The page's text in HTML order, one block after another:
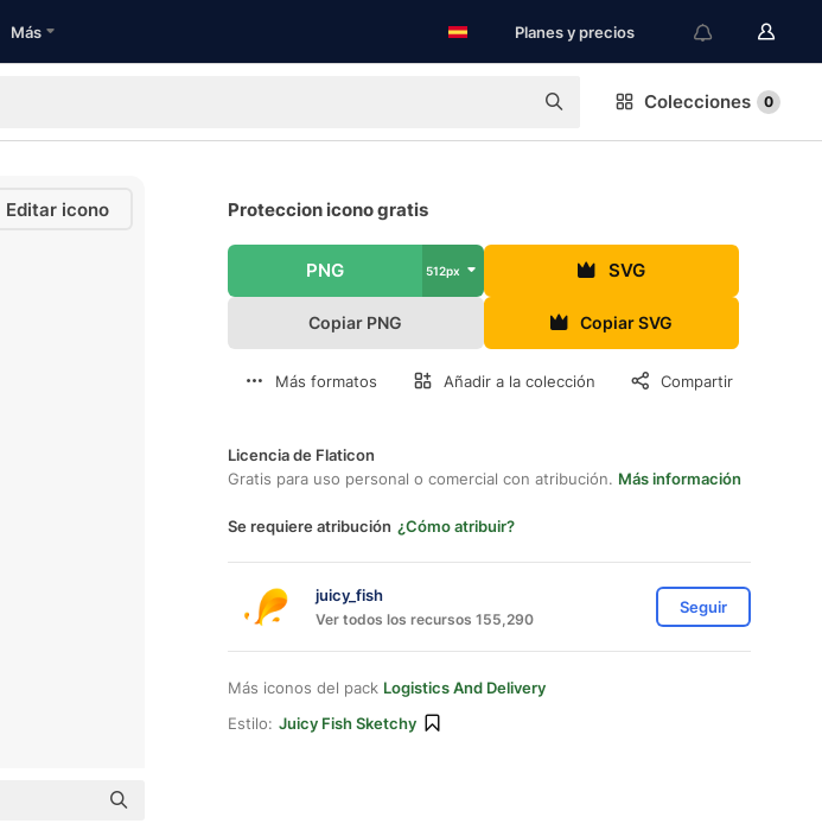
Más Planes y precios
Colecciones 0
Editar icono Proteccion icono gratis
PNG 512px SVG
Copiar PNG Copiar SVG
Más formatos Añadir a la colección Compartir
Licencia de Flaticon
Gratis para uso personal o comercial con atribución. Más información
Se requiere atribución ¿Cómo atribuir?
juicy_fish
Ver todos los recursos 155,290
Seguir
Más iconos del pack Logistics And Delivery
Estilo: Juicy Fish Sketchy